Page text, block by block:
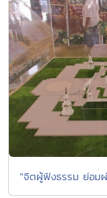
"จิตผู้ฟังธรรม ย่อม